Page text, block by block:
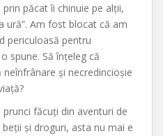
păcat îi chinuie pe alții,
ură”. Am fost blocat că am
periculoasă pentru
spune. Să înțeleg că
neînfrânare și necredincioșie
făcuți din aventuri de
și droguri, asta nu mai e